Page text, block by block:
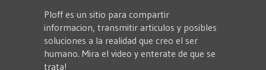
Ploff es un sitio para compartir
informacion, transmitir articulos y posibles
soluciones a la realidad que creo el ser
humano. Mira el video y enterate de que se
trata!